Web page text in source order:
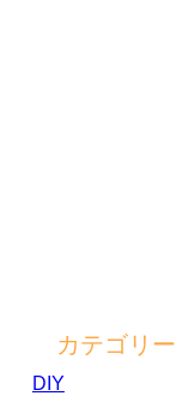
カテゴリー
DIY